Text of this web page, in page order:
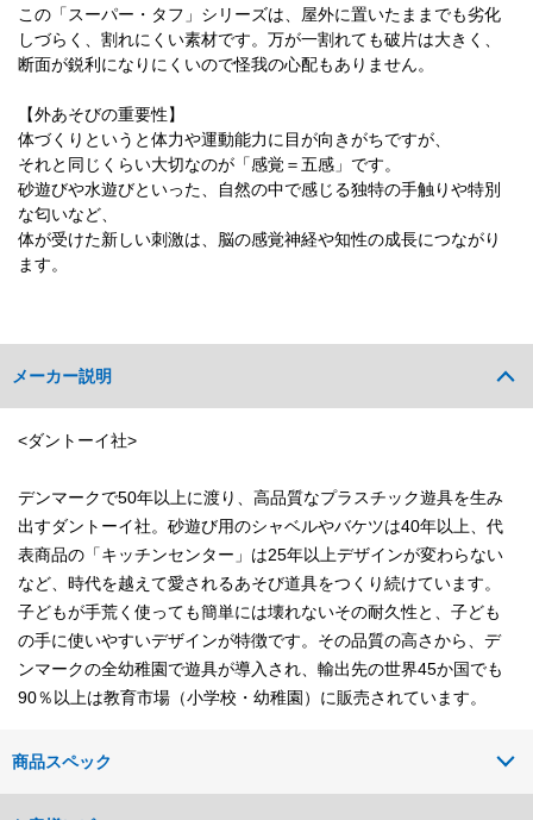
この「スーパー・タフ」シリーズは、屋外に置いたままでも劣化
しづらく、割れにくい素材です。万が一割れても破片は大きく、
断面が鋭利になりにくいので怪我の心配もありません。
【外あそびの重要性】
体づくりというと体力や運動能力に目が向きがちですが、
それと同じくらい大切なのが「感覚＝五感」です。
砂遊びや水遊びといった、自然の中で感じる独特の手触りや特別
な匂いなど、
体が受けた新しい刺激は、脳の感覚神経や知性の成長につながり
ます。
メーカー説明
<ダントーイ社>
デンマークで50年以上に渡り、高品質なプラスチック遊具を生み
出すダントーイ社。砂遊び用のシャベルやバケツは40年以上、代
表商品の「キッチンセンター」は25年以上デザインが変わらない
など、時代を越えて愛されるあそび道具をつくり続けています。
子どもが手荒く使っても簡単には壊れないその耐久性と、子ども
の手に使いやすいデザインが特徴です。その品質の高さから、デ
ンマークの全幼稚園で遊具が導入され、輸出先の世界45か国でも
90％以上は教育市場（小学校・幼稚園）に販売されています。
商品スペック